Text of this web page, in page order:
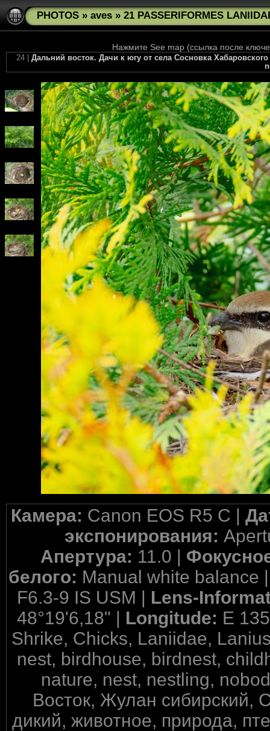
PHOTOS » aves » 21 PASSERIFORMES
Нажмите See map (ссылка после
24 | Дальний восток. Дачи к югу от села Сосновка
Камера: Canon EOS R5 C |
экспонирования:
Апертура: 11.0 |
белого: Manual white balance
F6.3-9 IS USM | Lens-
48°19'6,18" | Longitude: E
Shrike, Chicks, Laniidae,
nest, birdhouse, birdnest,
nature, nest, nestling,
Восток, Жулан сибирский,
дикий, животное, природа,